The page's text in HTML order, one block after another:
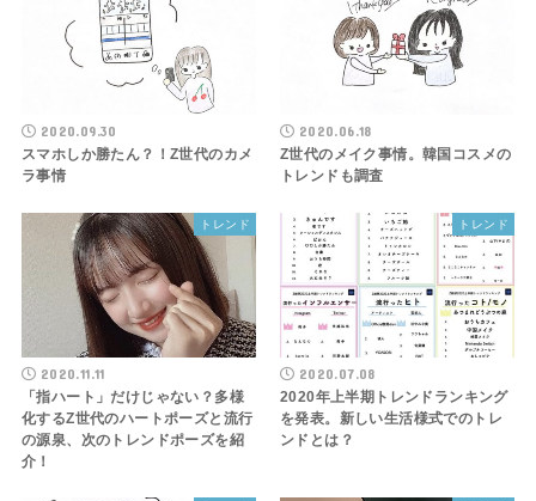
2020.09.30
スマホしか勝たん？！Z世代のカメ
ラ事情
2020.06.18
Z世代のメイク事情。韓国コスメの
トレンドも調査
トレンド
2020.11.11
「指ハート」だけじゃない？多様
化するZ世代のハートポーズと流行
の源泉、次のトレンドポーズを紹
介！
トレンド
2020.07.08
2020年上半期トレンドランキング
を発表。新しい生活様式でのトレ
ンドとは？